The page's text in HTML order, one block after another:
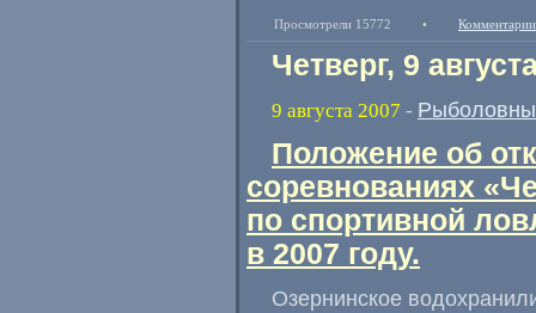
Просмотрели 15772 •
Четверг, 9
9 августа 2007 -
Положение об
соревнованиях
по спортивной
в 2007 году.
Озернинское